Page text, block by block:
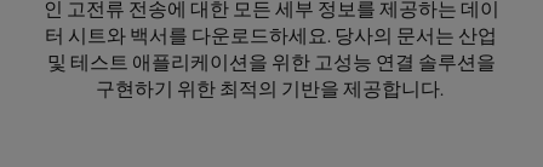
인 고전류 전송에 대한 모든 세부 정보를 제공하는 데이
터 시트와 백서를 다운로드하세요. 당사의 문서는 산업
및 테스트 애플리케이션을 위한 고성능 연결 솔루션을
구현하기 위한 최적의 기반을 제공합니다.